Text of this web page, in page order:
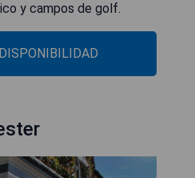
y campos de golf.